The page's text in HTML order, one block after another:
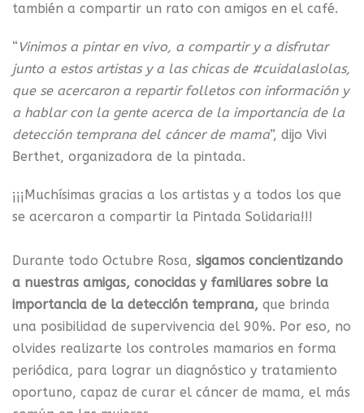
también a compartir un rato con amigos en el café.
“ Vinimos a pintar en vivo, a compartir y a disfrutar
junto a estos artistas y a las chicas de #cuidalaslolas,
que se acercaron a repartir folletos con información y
a hablar con la gente acerca de la importancia de la
detección temprana del cáncer de mama”, dijo Vivi
Berthet, organizadora de la pintada.
¡¡¡Muchísimas gracias a los artistas y a todos los que
se acercaron a compartir la Pintada Solidaria!!!
Durante todo Octubre Rosa, sigamos concientizando
a nuestras amigas, conocidas y familiares sobre la
importancia de la detección temprana, que brinda
una posibilidad de supervivencia del 90%. Por eso, no
olvides realizarte los controles mamarios en forma
periódica, para lograr un diagnóstico y tratamiento
oportuno, capaz de curar el cáncer de mama, el más